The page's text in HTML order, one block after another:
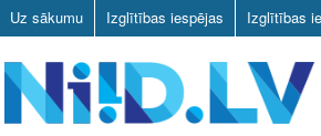
Uz sākumu Izglītības iespējas Izglītības